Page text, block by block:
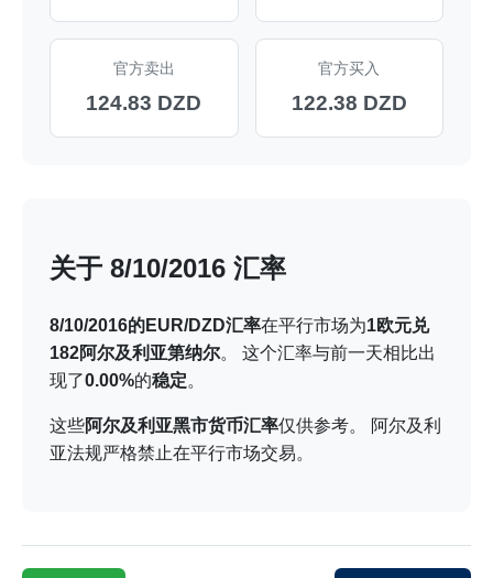
官方卖出
124.83 DZD
官方买入
122.38 DZD
关于 8/10/2016 汇率
8/10/2016的EUR/DZD汇率在平行市场为1欧元兑
182阿尔及利亚第纳尔。 这个汇率与前一天相比出
现了0.00%的稳定。
这些阿尔及利亚黑市货币汇率仅供参考。 阿尔及利
亚法规严格禁止在平行市场交易。